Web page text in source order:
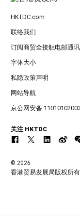
HKTDC.com
联络我们
订阅商贸全接触电邮通讯
字体大小
私隐政策声明
网站导航
京公网安备
关注 HKTDC
© 2026
香港贸易发展局版权所